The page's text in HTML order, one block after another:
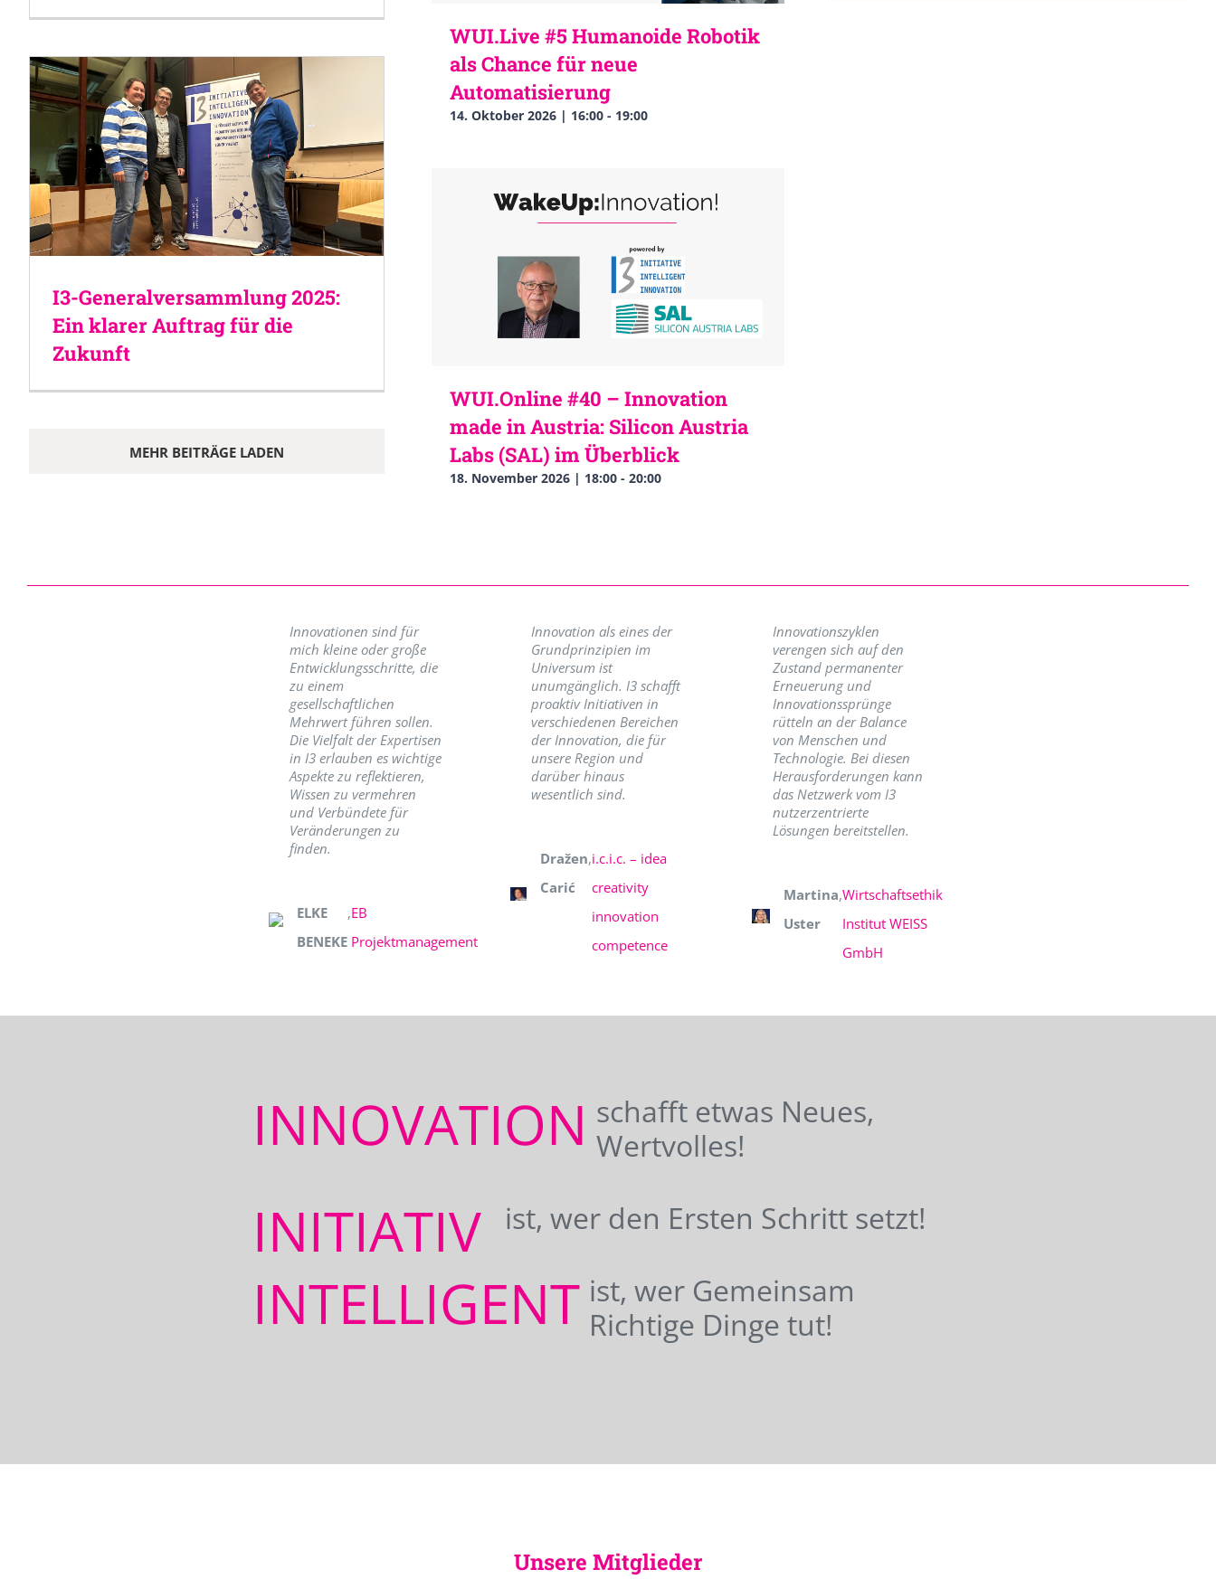
I3-Generalversammlung 2025:
Ein klarer Auftrag für die
Zukunft
MEHR BEITRÄGE LADEN
WUI.Live #5 Humanoide Robotik
als Chance für neue
Automatisierung
14. Oktober 2026 | 16:00- 19:00
WUI.Online #40 – Innovation
made in Austria: Silicon Austria
Labs (SAL) im Überblick
18. November 2026 | 18:00- 20:00
Innovationen sind für
mich kleine oder große
Entwicklungsschritte, die
zu einem
gesellschaftlichen
Mehrwert führen sollen.
Die Vielfalt der Expertisen
in I3 erlauben es wichtige
Aspekte zu reflektieren,
Wissen zu vermehren
und Verbündete für
Veränderungen zu
finden.
ELKE
BENEKE
,EB
Projektmanagement
Innovation als eines der
Grundprinzipien im
Universum ist
unumgänglich. I3 schafft
proaktiv Initiativen in
verschiedenen Bereichen
der Innovation, die für
unsere Region und
darüber hinaus
wesentlich sind.
Dražen
Carić
,i.c.i.c. – idea
creativity
innovation
competence
Innovationszyklen
verengen sich auf den
Zustand permanenter
Erneuerung und
Innovationssprünge
rütteln an der Balance
von Menschen und
Technologie. Bei diesen
Herausforderungen kann
das Netzwerk vom I3
nutzerzentrierte
Lösungen bereitstellen.
Martina
Uster
,Wirtschaftsethik
Institut WEISS
GmbH
INNOVATION schafft etwas Neues,
Wertvolles!
INITIATIV ist, wer den Ersten Schritt setzt!
INTELLIGENT ist, wer Gemeinsam
Richtige Dinge tut!
Unsere Mitglieder